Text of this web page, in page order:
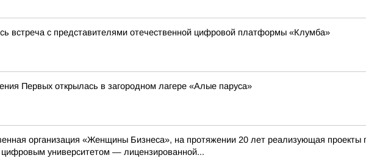
встреча с представителями отечественной цифровой платформы «Клумба»
Первых открылась в загородном лагере «Алые паруса»
организация «Женщины Бизнеса», на протяжении 20 лет реализующая проекты
университетом — лицензированной...